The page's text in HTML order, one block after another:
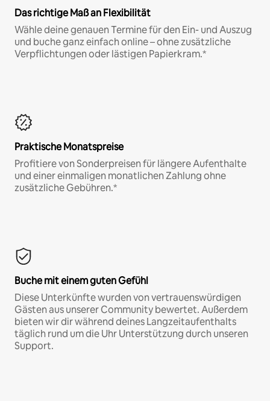
Das richtige Maß an Flexibilität
Wähle deine genauen Termine für den Ein- und Auszug
und buche ganz einfach online – ohne zusätzliche
Verpflichtungen oder lästigen Papierkram.*
Praktische Monatspreise
Profitiere von Sonderpreisen für längere Aufenthalte
und einer einmaligen monatlichen Zahlung ohne
zusätzliche Gebühren.*
Buche mit einem guten Gefühl
Diese Unterkünfte wurden von vertrauenswürdigen
Gästen aus unserer Community bewertet. Außerdem
bieten wir dir während deines Langzeitaufenthalts
täglich rund um die Uhr Unterstützung durch unseren
Support.